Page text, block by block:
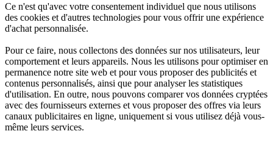
Ce n'est qu'avec votre consentement individuel que nous utilisons
des cookies et d'autres technologies pour vous offrir une expérience
d'achat personnalisée.
Pour ce faire, nous collectons des données sur nos utilisateurs, leur
comportement et leurs appareils. Nous les utilisons pour optimiser en
permanence notre site web et pour vous proposer des publicités et
contenus personnalisés, ainsi que pour analyser les statistiques
d'utilisation. En outre, nous pouvons comparer vos données cryptées
avec des fournisseurs externes et vous proposer des offres via leurs
canaux publicitaires en ligne, uniquement si vous utilisez déjà vous-
même leurs services.